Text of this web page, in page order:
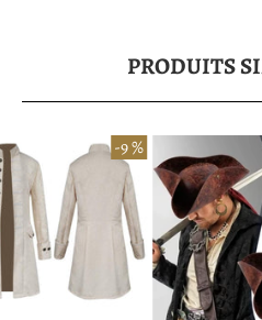
PRODUITS
-9 %